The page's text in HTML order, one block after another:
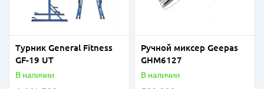
Турник General Fitness
GF-19 UT
В наличии
Ручной миксер Geepas
GHM6127
В наличии